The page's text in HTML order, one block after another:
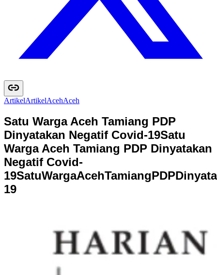
ArtikelArtikelAcehAceh
Satu Warga Aceh Tamiang PDP
Dinyatakan Negatif Covid-19Satu
Warga Aceh Tamiang PDP Dinyatakan
Negatif Covid-
19SatuWargaAcehTamiangPDPDinyata
19